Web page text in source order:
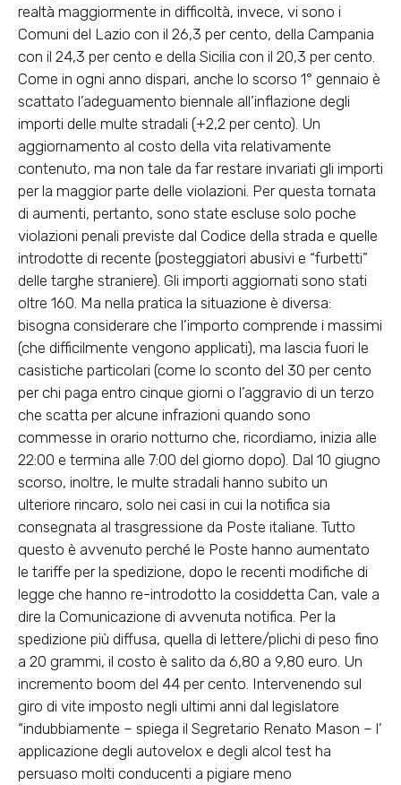
realtà maggiormente in difficoltà, invece, vi sono i
Comuni del Lazio con il 26,3 per cento, della Campania
con il 24,3 per cento e della Sicilia con il 20,3 per cento.
Come in ogni anno dispari, anche lo scorso 1° gennaio è
scattato l’adeguamento biennale all’inflazione degli
importi delle multe stradali (+2,2 per cento). Un
aggiornamento al costo della vita relativamente
contenuto, ma non tale da far restare invariati gli importi
per la maggior parte delle violazioni. Per questa tornata
di aumenti, pertanto, sono state escluse solo poche
violazioni penali previste dal Codice della strada e quelle
introdotte di recente (posteggiatori abusivi e “furbetti”
delle targhe straniere). Gli importi aggiornati sono stati
oltre 160. Ma nella pratica la situazione è diversa:
bisogna considerare che l’importo comprende i massimi
(che difficilmente vengono applicati), ma lascia fuori le
casistiche particolari (come lo sconto del 30 per cento
per chi paga entro cinque giorni o l’aggravio di un terzo
che scatta per alcune infrazioni quando sono
commesse in orario notturno che, ricordiamo, inizia alle
22:00 e termina alle 7:00 del giorno dopo). Dal 10 giugno
scorso, inoltre, le multe stradali hanno subito un
ulteriore rincaro, solo nei casi in cui la notifica sia
consegnata al trasgressione da Poste italiane. Tutto
questo è avvenuto perché le Poste hanno aumentato
le tariffe per la spedizione, dopo le recenti modifiche di
legge che hanno re-introdotto la cosiddetta Can, vale a
dire la Comunicazione di avvenuta notifica. Per la
spedizione più diffusa, quella di lettere/plichi di peso fino
a 20 grammi, il costo è salito da 6,80 a 9,80 euro. Un
incremento boom del 44 per cento. Intervenendo sul
giro di vite imposto negli ultimi anni dal legislatore
“indubbiamente – spiega il Segretario Renato Mason – l’
applicazione degli autovelox e degli alcol test ha
persuaso molti conducenti a pigiare meno